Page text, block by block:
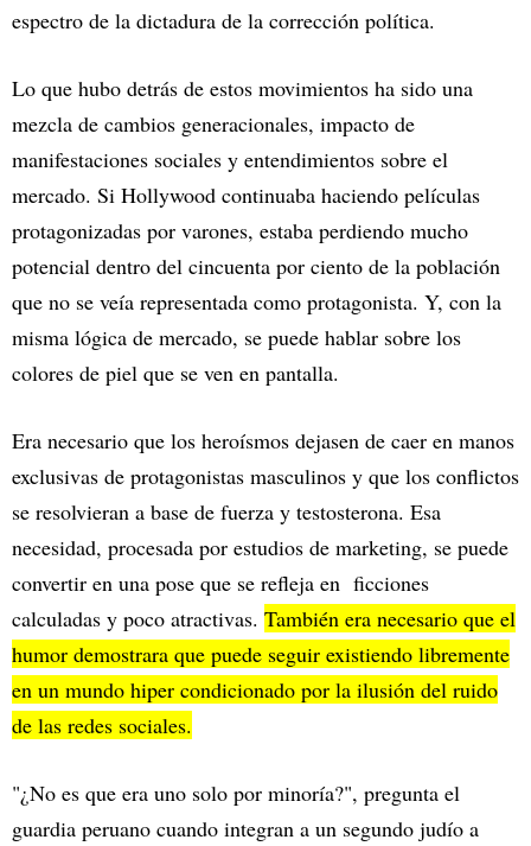
espectro de la dictadura de la corrección política.
Lo que hubo detrás de estos movimientos ha sido una
mezcla de cambios generacionales, impacto de
manifestaciones sociales y entendimientos sobre el
mercado. Si Hollywood continuaba haciendo películas
protagonizadas por varones, estaba perdiendo mucho
potencial dentro del cincuenta por ciento de la población
que no se veía representada como protagonista. Y, con la
misma lógica de mercado, se puede hablar sobre los
colores de piel que se ven en pantalla.
Era necesario que los heroísmos dejasen de caer en manos
exclusivas de protagonistas masculinos y que los conflictos
se resolvieran a base de fuerza y testosterona. Esa
necesidad, procesada por estudios de marketing, se puede
convertir en una pose que se refleja en ficciones
calculadas y poco atractivas. También era necesario que el
humor demostrara que puede seguir existiendo libremente
en un mundo hiper condicionado por la ilusión del ruido
de las redes sociales.
"¿No es que era uno solo por minoría?", pregunta el
guardia peruano cuando integran a un segundo judío a